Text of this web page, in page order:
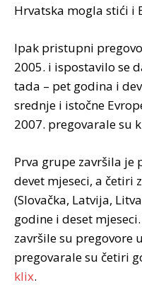
Hrvatska mogla stići i
Ipak pristupni
2005. i ispostavilo se
tada – pet godina i
srednje i istočne
2007. pregovarale su
Prva grupe završila je
devet mjeseci, a četiri
(Slovačka, Latvija,
godine i deset
završile su pregovore
pregovarale su četiri
klix.